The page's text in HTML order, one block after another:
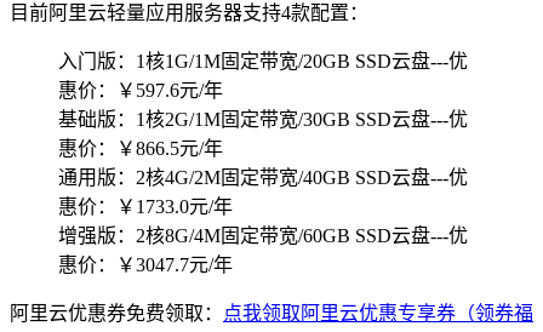
目前阿里云轻量应用服务器支持4款配置：
入门版：1核1G/1M固定带宽/20GB SSD云盘---优
惠价：￥597.6元/年
基础版：1核2G/1M固定带宽/30GB SSD云盘---优
惠价：￥866.5元/年
通用版：2核4G/2M固定带宽/40GB SSD云盘---优
惠价：￥1733.0元/年
增强版：2核8G/4M固定带宽/60GB SSD云盘---优
惠价：￥3047.7元/年
阿里云优惠券免费领取：
点我领取阿里云优惠专享券（领券福